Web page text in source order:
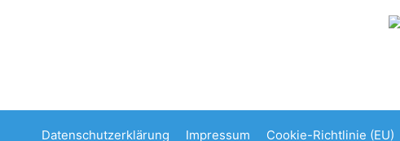
Datenschutzerklärung Impressum Cookie-Richtlinie (EU)